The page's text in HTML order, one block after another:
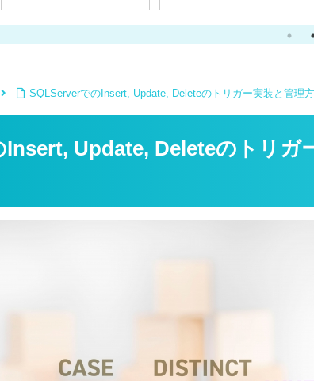
SQLServerでのInsert, Update, Deleteのトリガー実装と管理
Update, Deleteのトリガ